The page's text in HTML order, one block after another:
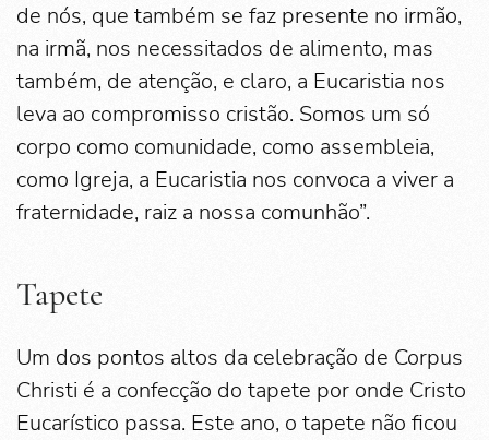
de nós, que também se faz presente no irmão,
na irmã, nos necessitados de alimento, mas
também, de atenção, e claro, a Eucaristia nos
leva ao compromisso cristão. Somos um só
corpo como comunidade, como assembleia,
como Igreja, a Eucaristia nos convoca a viver a
fraternidade, raiz a nossa comunhão”.
Tapete
Um dos pontos altos da celebração de Corpus
Christi é a confecção do tapete por onde Cristo
Eucarístico passa. Este ano, o tapete não ficou